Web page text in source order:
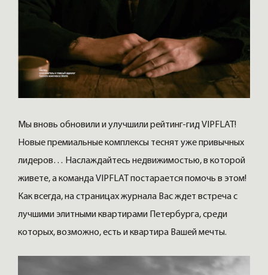
Мы вновь обновили и улучшили рейтинг-гид VIPFLAT!
Новые премиальные комплексы теснят уже привычных
лидеров… Наслаждайтесь недвижимостью, в которой
живете, а команда VIPFLAT постарается помочь в этом!
Как всегда, на страницах журнала Вас ждет встреча с
лучшими элитными квартирами Петербурга, среди
которых, возможно, есть и квартира Вашей мечты.